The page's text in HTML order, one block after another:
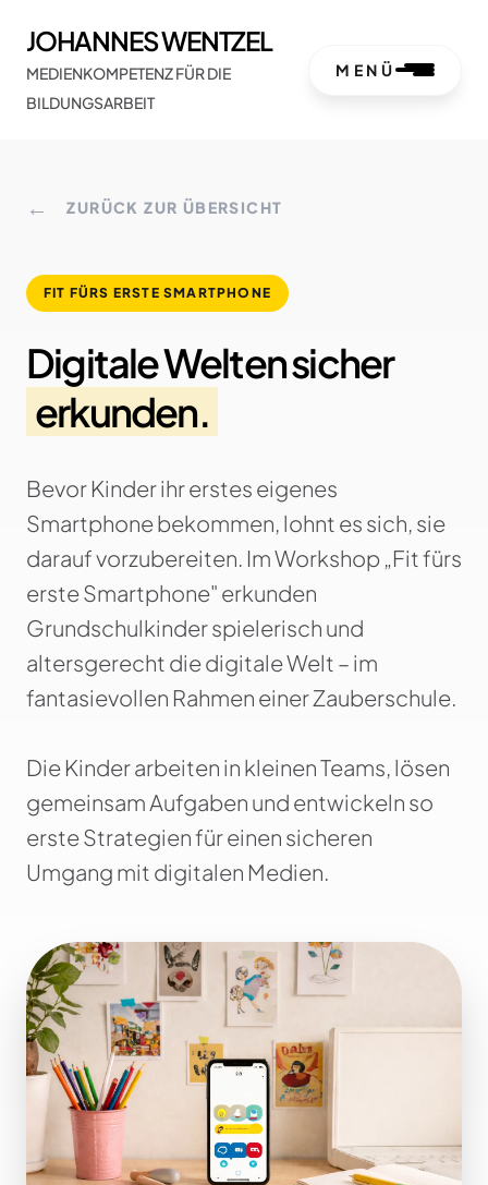
JOHANNES WENTZEL
MEDIENKOMPETENZ FÜR DIE
BILDUNGSARBEIT
MENÜ
← ZURÜCK ZUR ÜBERSICHT
FIT FÜRS ERSTE SMARTPHONE
Digitale Welten sicher
erkunden.
Bevor Kinder ihr erstes eigenes
Smartphone bekommen, lohnt es sich, sie
darauf vorzubereiten. Im Workshop „Fit fürs
erste Smartphone" erkunden
Grundschulkinder spielerisch und
altersgerecht die digitale Welt – im
fantasievollen Rahmen einer Zauberschule.
Die Kinder arbeiten in kleinen Teams, lösen
gemeinsam Aufgaben und entwickeln so
erste Strategien für einen sicheren
Umgang mit digitalen Medien.